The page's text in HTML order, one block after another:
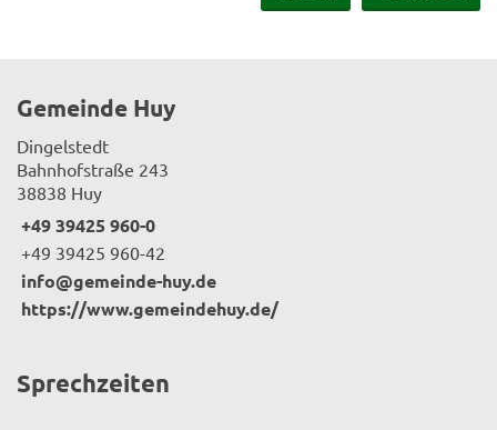
Gemeinde Huy
Dingelstedt
Bahnhofstraße 243
38838 Huy
+49 39425 960-0
+49 39425 960-42
info@gemeinde-huy.de
https://www.gemeindehuy.de/
Sprechzeiten